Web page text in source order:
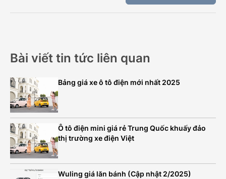
Bài viết tin tức liên quan
Bảng giá xe ô tô điện mới nhất 2025
Ô tô điện mini giá rẻ Trung Quốc khuấy đảo
thị trường xe điện Việt
Wuling giá lăn bánh (Cập nhật 2/2025)